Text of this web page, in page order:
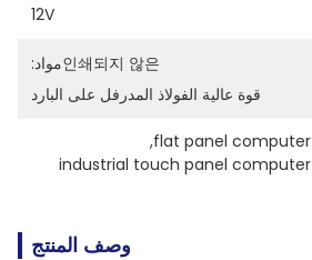
12V
인쇄되지 않은مواد:
قوة عالية الفولاذ المدرفل على البارد
flat panel computer
,
industrial touch panel computer
وصف المنتج